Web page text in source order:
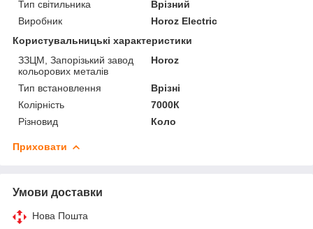
Тип світильника
Врізний
Виробник
Horoz Electric
Користувальницькі характеристики
ЗЗЦМ, Запорізький завод
кольорових металів
Horoz
Тип встановлення
Врізні
Колірність
7000К
Різновид
Коло
Приховати
Умови доставки
Нова Пошта